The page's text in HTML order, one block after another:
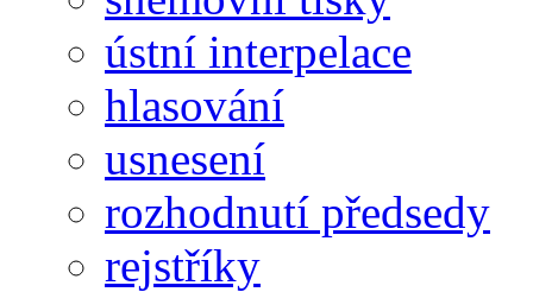
ústní interpelace
hlasování
usnesení
rozhodnutí předsedy
rejstříky